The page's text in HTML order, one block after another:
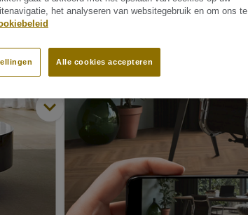
het analyseren van websitegebruik en om ons te
Alle cookies accepteren